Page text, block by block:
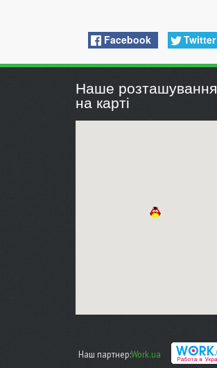
Facebook Twitter
Наше розташування
на карті
Наш партнер:Work.ua